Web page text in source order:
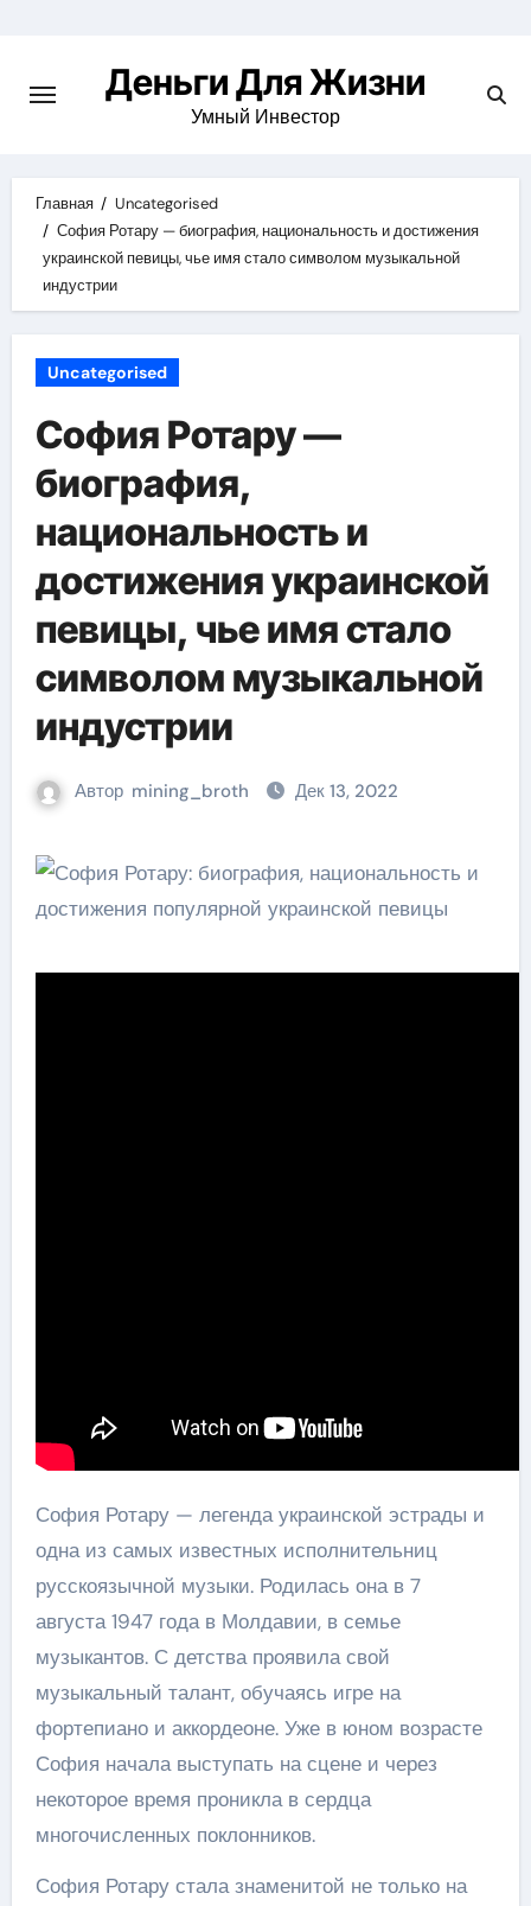
содержимомуДеньги Для Жизни
Умный Инвестор
Главная
Uncategorised
София Ротару — биография, национальность и достижения
украинской певицы, чье имя стало символом музыкальной
индустрии
Uncategorised
София Ротару —
биография,
национальность и
достижения украинской
певицы, чье имя стало
символом музыкальной
индустрии
Автор mining_broth Дек 13, 2022
София Ротару — легенда украинской эстрады и
одна из самых известных исполнительниц
русскоязычной музыки. Родилась она в 7
августа 1947 года в Молдавии, в семье
музыкантов. С детства проявила свой
музыкальный талант, обучаясь игре на
фортепиано и аккордеоне. Уже в юном возрасте
София начала выступать на сцене и через
некоторое время проникла в сердца
многочисленных поклонников.
София Ротару стала знаменитой не только на